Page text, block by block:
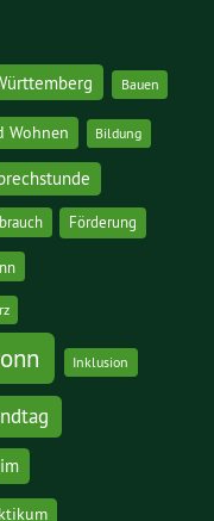
Bauen
Wohnen Bildung
Förderung
Inklusion